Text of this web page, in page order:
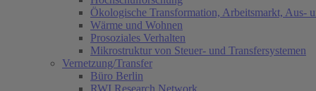
Ökologische Transformation, Arbeitsmarkt, Aus-
Wärme und Wohnen
Prosoziales Verhalten
Mikrostruktur von Steuer- und Transfersystemen
Vernetzung/Transfer
Büro Berlin
RWI Research Network